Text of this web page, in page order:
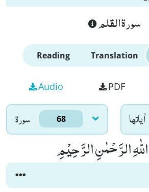
سورة القلم
Reading Translation
Audio PDF
سورۃ 68 اٰياتها
الرَّحْمٰنِ الرَّحِیْمِ